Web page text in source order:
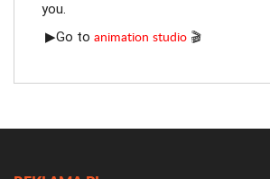
you.
▶Go to animation studio 🎬